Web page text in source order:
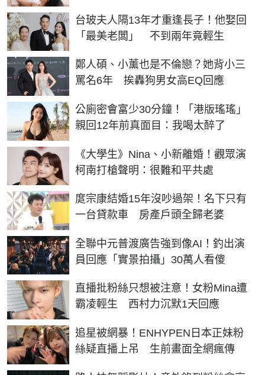
台玻夫人隔13年才重逢長子！他娶回
「最美老闆」 不到兩年竟輕生
鄭人碩、小薰也是不倫戀？她背小三
罵名6年 挨轟狗男女高EQ回應
公廁密會富少30分鐘！「港版瑤瑤」
親回12年前真面目：我喝太醉了
《大學生》Nina、小新離婚！觀眾演
柯南打槍聲明：很難和平共處
庹宗康結婚15年沒吵過架！名下只有
一台貸款車 房產戶頭全歸老婆
全聯中元普渡廣告強到像AI！釣出演
員回應「實景拍攝」30萬人看傻
直播批粉絲只想被注意！女粉Mina遭
霸凌輕生 西村力沉默1天回應
追星被網暴！ENHYPEN日本正妹粉
絲疑直播上吊 生前畫面全網瘋傳